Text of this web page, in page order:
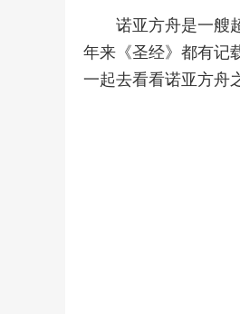
诺亚方舟是一艘
年来《圣经》都有记
一起去看看诺亚方舟